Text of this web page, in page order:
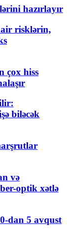
hazırlayır
risklərin,
çox hiss
biləcək
və
optik xətlə
dan 5 avqust